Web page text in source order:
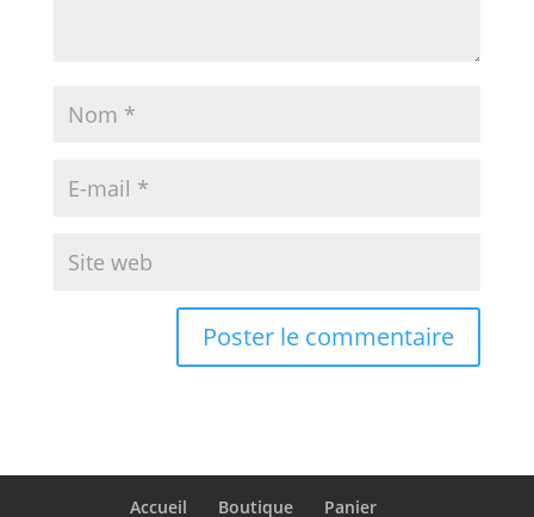
Accueil Boutique Panier